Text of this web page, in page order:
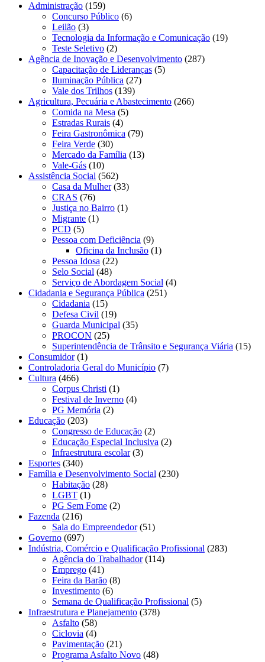
Administração (159)
Concurso Público (6)
Leilão (3)
Tecnologia da Informação e Comunicação (19)
Teste Seletivo (2)
Agência de Inovação e Desenvolvimento (287)
Capacitação de Lideranças (5)
Iluminação Pública (27)
Vale dos Trilhos (139)
Agricultura, Pecuária e Abastecimento (266)
Comida na Mesa (5)
Estradas Rurais (4)
Feira Gastronômica (79)
Feira Verde (30)
Mercado da Família (13)
Vale-Gás (10)
Assistência Social (562)
Casa da Mulher(33)
CRAS (76)
Justiça no Bairro (1)
Migrante (1)
PCD (5)
Pessoa com Deficiência (9)
Oficina da Inclusão (1)
Pessoa Idosa (22)
Selo Social (48)
Serviço de Abordagem Social (4)
Cidadania e Segurança Pública (251)
Cidadania (15)
Defesa Civil (19)
Guarda Municipal (35)
PROCON (25)
Superintendência de Trânsito e Segurança Viária (15)
Consumidor(1)
Controladoria Geral do Município (7)
Cultura (466)
Corpus Christi (1)
Festival de Inverno (4)
PG Memória (2)
Educação (203)
Congresso de Educação (2)
Educação Especial Inclusiva (2)
Infraestrutura escolar(3)
Esportes (340)
Família e Desenvolvimento Social (230)
Habitação (28)
LGBT (1)
PG Sem Fome (2)
Fazenda (216)
Sala do Empreendedor(51)
Governo (697)
Indústria, Comércio e Qualificação Profissional (283)
Agência do Trabalhador(114)
Emprego (41)
Feira da Barão (8)
Investimento (6)
Semana de Qualificação Profissional (5)
Infraestrutura e Planejamento (378)
Asfalto (58)
Ciclovia (4)
Pavimentação (21)
Programa Asfalto Novo (48)